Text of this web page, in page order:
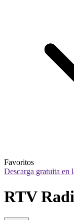
Favoritos
Descarga gratuita en
RTV